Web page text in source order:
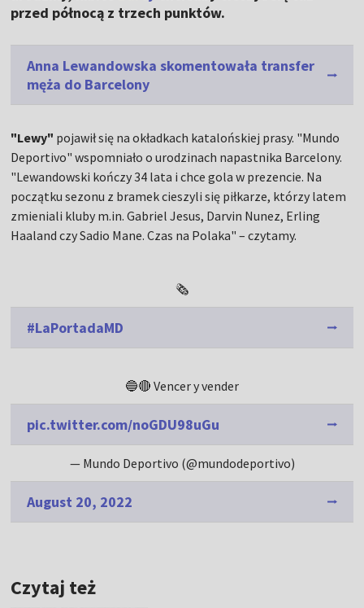
przed północą z trzech punktów.
Anna Lewandowska skomentowała transfer
męża do Barcelony
"Lewy" pojawił się na okładkach katalońskiej prasy. "Mundo
Deportivo" wspomniało o urodzinach napastnika Barcelony.
"Lewandowski kończy 34 lata i chce gola w prezencie. Na
początku sezonu z bramek cieszyli się piłkarze, którzy latem
zmieniali kluby m.in. Gabriel Jesus, Darvin Nunez, Erling
Haaland czy Sadio Mane. Czas na Polaka" – czytamy.
🗞️
#LaPortadaMD
🔵🔴 Vencer y vender
pic.twitter.com/noGDU98uGu
— Mundo Deportivo (@mundodeportivo)
August 20, 2022
Czytaj też